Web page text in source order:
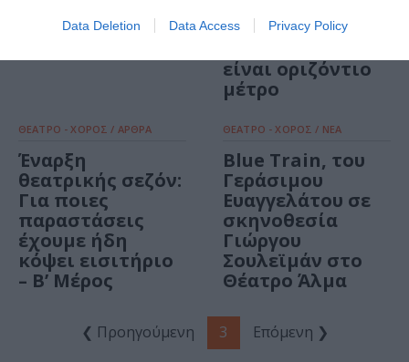
Data Deletion Data Access Privacy Policy
τούρτα, η
είναι οριζόντιο
μέτρο
ΘΕΑΤΡΟ - ΧΟΡΟΣ / ΑΡΘΡΑ
Έναρξη
θεατρικής σεζόν:
Για ποιες
παραστάσεις
έχουμε ήδη
κόψει εισιτήριο
– Β’ Μέρος
ΘΕΑΤΡΟ - ΧΟΡΟΣ / ΝΕΑ
Blue Train, του
Γεράσιμου
Ευαγγελάτου σε
σκηνοθεσία
Γιώργου
Σουλεϊμάν στο
Θέατρο Άλμα
❮ Προηγούμενη 3 Επόμενη ❯